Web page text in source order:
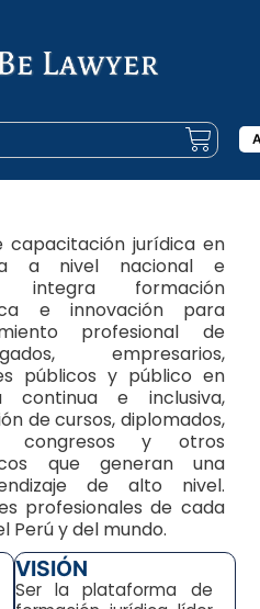
capacitación jurídica en
a nivel nacional e
integra formación
e innovación para
profesional de
empresarios,
públicos y público en
continua e inclusiva,
de cursos, diplomados,
congresos y otros
que generan una
de alto nivel.
profesionales de cada
Perú y del mundo.
VISIÓN
Ser la plataforma de